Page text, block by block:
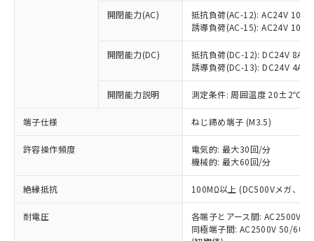
開閉能力(AC)
抵抗負荷(AC-12): AC24V 10A/
誘導負荷(AC-15): AC24V
開閉能力(DC)
抵抗負荷(DC-12): DC24V 8A/
誘導負荷(DC-13): DC24V 4A/
開閉能力説明 測定条件: 周囲温度 20±2℃、
端子仕様 ねじ締め端子 (M3.5)
許容操作頻度
電気的: 最大30回/分
機械的: 最大60回/分
絶縁抵抗 100MΩ以上 (DC500Vメガ、点
耐電圧
各端子とアース間: AC2500V
同極端子間: AC2500V 50/
以下の条件をお読みいただき、同意のうえ
本サービスは、当社制御機器事業取扱
商品の当社在庫状況および標準価格
(税抜)を提供させていただくもので
当社制御機器事業取扱商品の中には、
ことをご了承ください。
在庫状況および標準価格照会結果は、
記載している更新日時点での社内デー
タに基づき作成されるものであり、閲
覧された時点での実際の在庫および標
準価格とは異なる場合があることをご
対応予定なし：EU RoHS指令（10物質）の
非含有に非対応の商品で、対応品を出す予
調査・確認中：EU RoHS指令（10物質）の
非含有の対応状況を調査中または確認中の
非該当品：ライセンス料など無形物で、有
害物質有無と関係のない商品です。
仕入先様の事情により、非含有部品として
いたものが、含有品と判明した場合などや
むを得ず変更することがあります。
*EU RoHS指令（10物質）：
鉛(Pb) 1000ppm以下、 水銀(Hg) 1000ppm以下、 カド
六価クロム(Cr(Ⅵ)) 1000ppm以下、ポリ臭化ビフェニル
類(PBB) 1000ppm以下、ポリ臭化ジフェニルエーテル類
「○」：最大均質材料含有率が中国RoHSの
基準値以下であることを示します。
「×」：最大均質材料含有率が中国RoHSの
基準値を超えていることを示します。
「－」：未確認です。当社販売部門へお問
*中国RoHS10物質の基準値 (GB/T26572)：
Pb(鉛) :1000ppm、 Hg(水銀) : 1000ppm、 Cd(カドミウ
Cr(Ⅵ)(六価クロム) : 1000ppm、 PBBs(ポリ臭化ビフェ
当社は、これら貴社製品のうち、外国
為替および外国貿易法に定める商品
または国外への提供する場合は、日本
国政府の輸出許可(または役務取引許
可)を取得するなどの必要な手続きを